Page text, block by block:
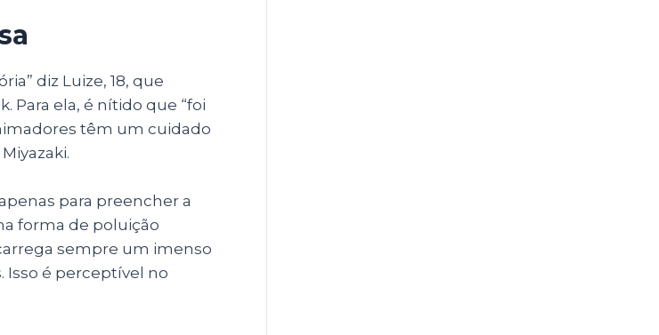
diz Luize, 18, que
Para ela, é nítido que “foi
têm um cuidado
para preencher a
forma de poluição
sempre um imenso
Isso é perceptível no